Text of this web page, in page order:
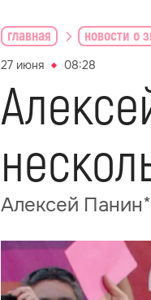
главная новости о
27 июня 08:28
Алексей